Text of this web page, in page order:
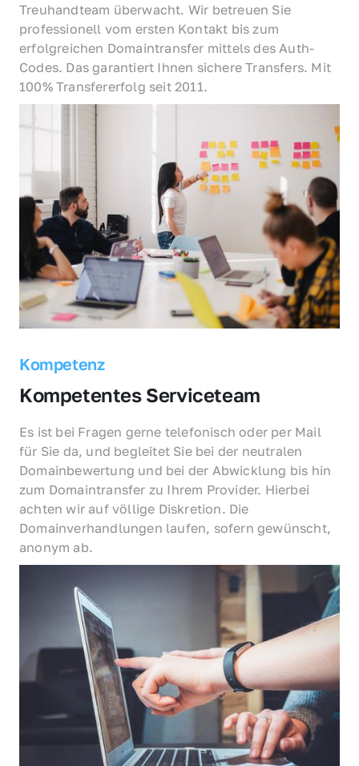
Treuhandteam überwacht. Wir betreuen Sie
professionell vom ersten Kontakt bis zum
erfolgreichen Domaintransfer mittels des Auth-
Codes. Das garantiert Ihnen sichere Transfers. Mit
100% Transfererfolg seit 2011.
Kompetenz
Kompetentes Serviceteam
Es ist bei Fragen gerne telefonisch oder per Mail
für Sie da, und begleitet Sie bei der neutralen
Domainbewertung und bei der Abwicklung bis hin
zum Domaintransfer zu Ihrem Provider. Hierbei
achten wir auf völlige Diskretion. Die
Domainverhandlungen laufen, sofern gewünscht,
anonym ab.